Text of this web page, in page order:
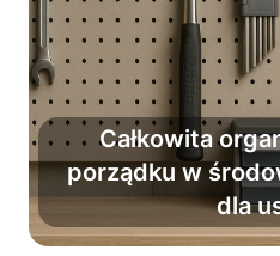
Całkowita
porządku w
dla
Wprowadź
organizacji pracy